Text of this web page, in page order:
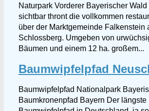
Naturpark Vorderer Bayerischer
sichtbar thront die vollkommen
über der Marktgemeinde Falkenstein
Schlossberg. Umgeben von
Bäumen und einem 12 ha. großem...
Baumwipfelpfad
Baumwipfelpfad Nationalpark
Baumkronenpfad Bayern Der längste